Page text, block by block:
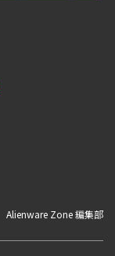
Alienware Zone 編集部